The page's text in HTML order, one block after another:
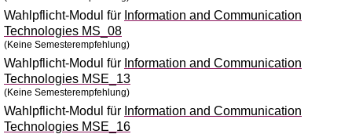
Wahlpflicht-Modul für Information and Communication
Technologies MS_08
(Keine Semesterempfehlung)
Wahlpflicht-Modul für Information and Communication
Technologies MSE_13
(Keine Semesterempfehlung)
Wahlpflicht-Modul für Information and Communication
Technologies MSE_16